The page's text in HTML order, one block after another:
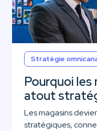
Stratégie
Pourquoi les
atout
Les magasins
stratégiques,